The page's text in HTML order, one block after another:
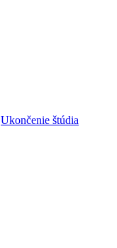
Ukončenie štúdia